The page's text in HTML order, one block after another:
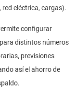
red eléctrica, cargas).
configurar
distintos números
previsiones
así el ahorro de